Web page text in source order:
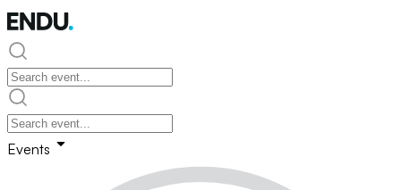
Events